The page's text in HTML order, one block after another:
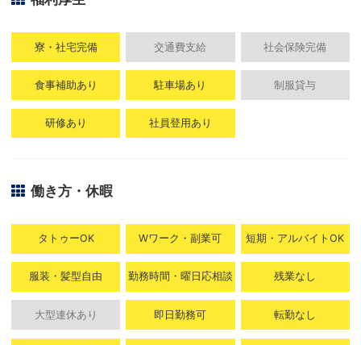
寮・社宅完備 交通費支給 社会保険完備
食事補助あり 駐車場あり 制服貸与
研修あり 社員登用あり
働き方・休暇
タトゥーOK Wワーク・副業可 短期・アルバイトOK
服装・髪型自由 勤務時間・曜日応相談 残業なし
大型連休あり 即日勤務可 転勤なし